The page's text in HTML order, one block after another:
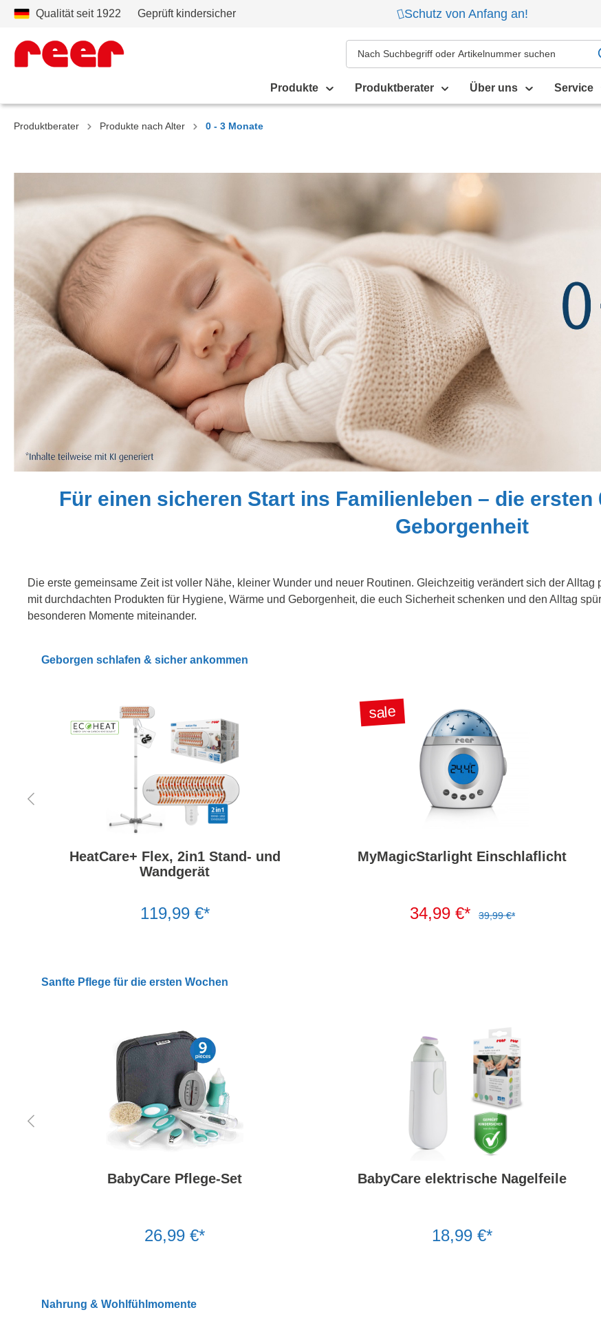
Qualität seit 1922 Geprüft kindersicher Schutz von Anfang an!
Produkte Produktberater Über uns Service
Produktberater Produkte nach Alter 0 - 3 Monate
Für einen sicheren Start ins Familienleben – die ersten
Geborgenheit
Die erste gemeinsame Zeit ist voller Nähe, kleiner Wunder und neuer Routinen. Gleichzeitig verändert sich der
mit durchdachten Produkten für Hygiene, Wärme und Geborgenheit, die euch Sicherheit schenken und den Alltag
besonderen Momente miteinander.
Geborgen schlafen & sicher ankommen
HeatCare+ Flex, 2in1 Stand- und
Wandgerät
119,99 €*
sale
MyMagicStarlight Einschlaflicht
34,99 €* 39,99 €*
Sanfte Pflege für die ersten Wochen
BabyCare Pflege-Set
26,99 €*
BabyCare elektrische Nagelfeile
18,99 €*
Nahrung & Wohlfühlmomente